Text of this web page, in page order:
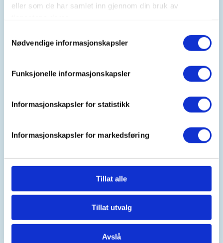
eller som de har samlet inn gjennom din bruk av
Nødvendige informasjonskapsler
Funksjonelle informasjonskapsler
Informasjonskapsler for statistikk
Informasjonskapsler for markedsføring
Tillat alle
Tillat utvalg
Avslå
https://91623155
Vi ønsker å invitere til introjakt 20 sept. Då det er
for jakt. Har vi enno ikkje bestemt plass for kor
kan være lurt å ha med litt niste.